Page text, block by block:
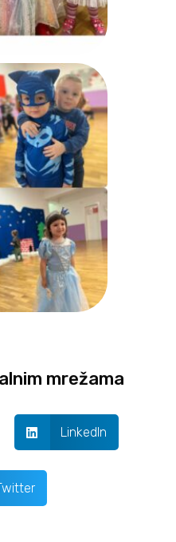
mrežama
LinkedIn